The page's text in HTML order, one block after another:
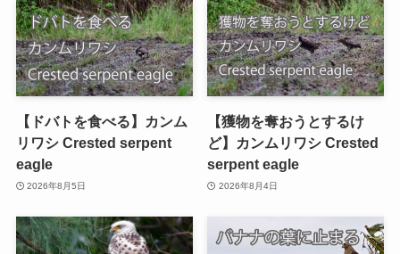
【ドバトを食べる】カンム
リワシ Crested serpent
eagle
2026年8月5日
【獲物を奪おうとするけ
ど】カンムリワシ Crested
serpent eagle
2026年8月4日